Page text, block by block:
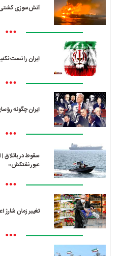
آتش‌سوزی کشتی
•••
ایران را تست
•••
ایران چگونه
•••
سقوط در باتلاق
عبور نفتکش»
•••
تغییر زمان شارژ
•••